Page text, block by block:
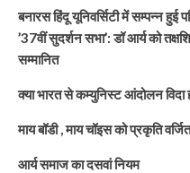
बनारस हिंदू यूनिवर्सिटी में सम्पन्न हुई
’37वीं सुदर्शन सभा’: डॉ आर्य को
सम्मानित
क्या भारत से कम्युनिस्ट आंदोलन विदा
माय बॉडी , माय चॉइस को प्रकृति
आर्य समाज का दसवां नियम